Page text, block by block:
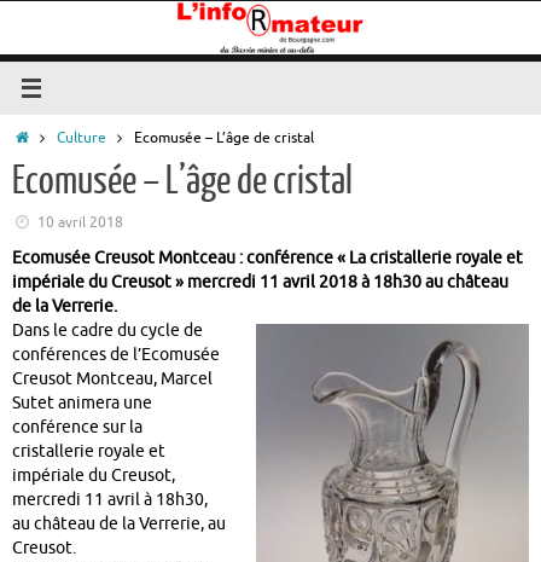
contenu
Accueil
Culture Ecomusée – L’âge de cristal
Ecomusée – L’âge de cristal
10 avril 2018
Ecomusée Creusot Montceau : conférence « La cristallerie royale et
impériale du Creusot » mercredi 11 avril 2018 à 18h30 au château
de la Verrerie.
Dans le cadre du cycle de
conférences de l’Ecomusée
Creusot Montceau, Marcel
Sutet animera une
conférence sur la
cristallerie royale et
impériale du Creusot,
mercredi 11 avril à 18h30,
au château de la Verrerie, au
Creusot.